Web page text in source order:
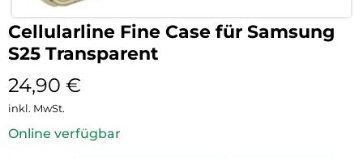
Cellularline Fine Case für Samsung
S25 Transparent
24,90 €
inkl. MwSt.
Online verfügbar